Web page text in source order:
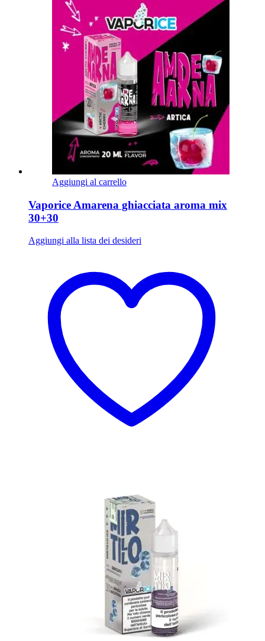
Aggiungi al carrello
Vaporice Amarena ghiacciata aroma mix
30+30
Aggiungi alla lista dei desideri